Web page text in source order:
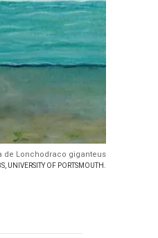
de Lonchodraco giganteus
UNIVERSITY OF PORTSMOUTH.